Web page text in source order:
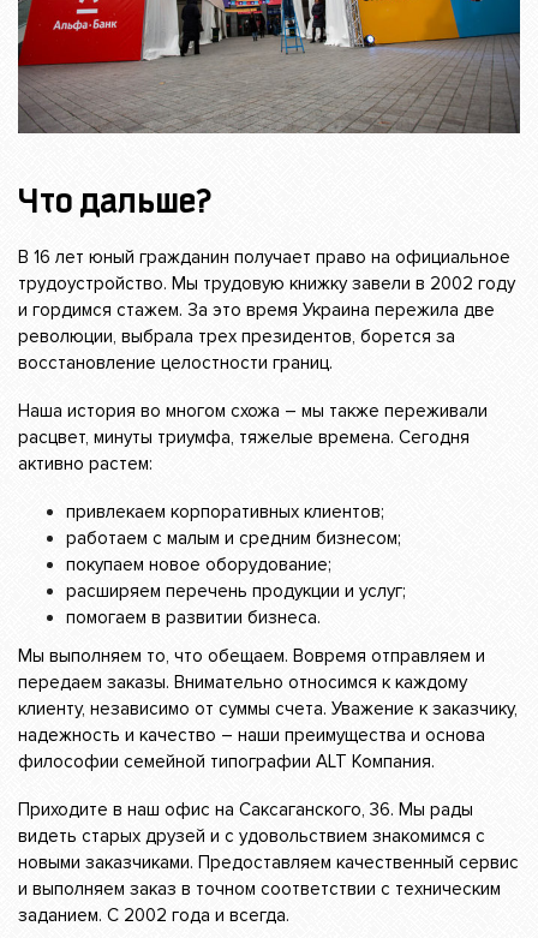
Что дальше?
В 16 лет юный гражданин получает право на официальное
трудоустройство. Мы трудовую книжку завели в 2002 году
и гордимся стажем. За это время Украина пережила две
революции, выбрала трех президентов, борется за
восстановление целостности границ.
Наша история во многом схожа – мы также переживали
расцвет, минуты триумфа, тяжелые времена. Сегодня
активно растем:
привлекаем корпоративных клиентов;
работаем с малым и средним бизнесом;
покупаем новое оборудование;
расширяем перечень продукции и услуг;
помогаем в развитии бизнеса.
Мы выполняем то, что обещаем. Вовремя отправляем и
передаем заказы. Внимательно относимся к каждому
клиенту, независимо от суммы счета. Уважение к заказчику,
надежность и качество – наши преимущества и основа
философии семейной типографии ALT Компания.
Приходите в наш офис на Саксаганского, 36. Мы рады
видеть старых друзей и с удовольствием знакомимся с
новыми заказчиками. Предоставляем качественный сервис
и выполняем заказ в точном соответствии с техническим
заданием. С 2002 года и всегда.